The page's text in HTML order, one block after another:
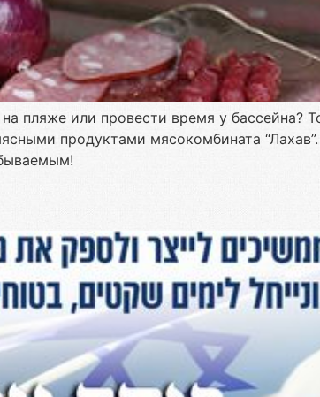
пляже или провести время у бассейна?
продуктами мясокомбината